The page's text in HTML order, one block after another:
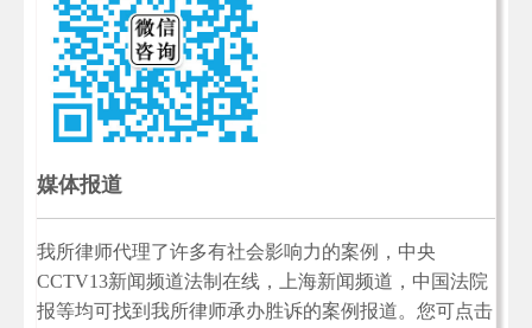
媒体报道
我所律师代理了许多有社会影响力的案例，中央
CCTV13新闻频道法制在线，上海新闻频道，中国法院
报等均可找到我所律师承办胜诉的案例报道。您可点击